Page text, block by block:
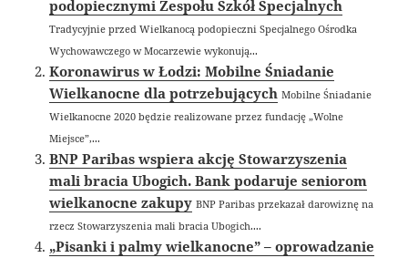
podopiecznymi Zespołu Szkół Specjalnych
Tradycyjnie przed Wielkanocą podopieczni Specjalnego Ośrodka
Wychowawczego w Mocarzewie wykonują...
Koronawirus w Łodzi: Mobilne Śniadanie
Wielkanocne dla potrzebujących Mobilne Śniadanie
Wielkanocne 2020 będzie realizowane przez fundację „Wolne
Miejsce”,...
BNP Paribas wspiera akcję Stowarzyszenia
mali bracia Ubogich. Bank podaruje seniorom
wielkanocne zakupy BNP Paribas przekazał darowiznę na
rzecz Stowarzyszenia mali bracia Ubogich....
„Pisanki i palmy wielkanocne” – oprowadzanie